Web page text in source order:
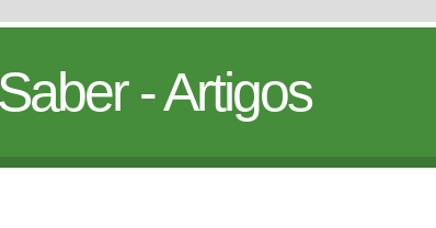
- Artigos